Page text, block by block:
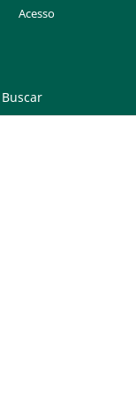
Buscar
Acesso